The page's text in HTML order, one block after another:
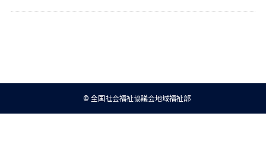
© 全国社会福祉協議会地域福祉部